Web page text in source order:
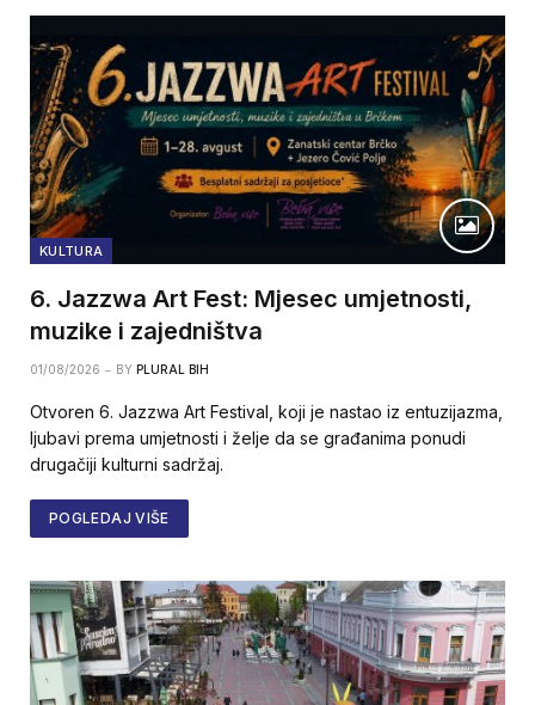
KULTURA
6. Jazzwa Art Fest: Mjesec umjetnosti,
muzike i zajedništva
01/08/2026 BY PLURAL BIH
Otvoren 6. Jazzwa Art Festival, koji je nastao iz entuzijazma,
ljubavi prema umjetnosti i želje da se građanima ponudi
drugačiji kulturni sadržaj.
POGLEDAJ VIŠE